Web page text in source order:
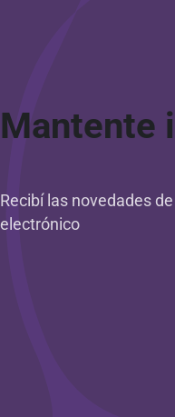
Mantente
Recibí las novedades
electrónico